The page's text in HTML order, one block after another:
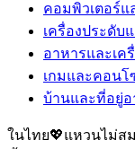
คอมพิวเตอร์แ
เครื่องประดับ
อาหารและเค
เกมและคอนโ
บ้านและที่อยู่อ
ในไทย💖แหวนไม่